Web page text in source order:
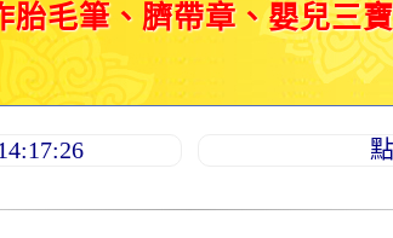
胎毛筆、臍帶章、嬰兒三